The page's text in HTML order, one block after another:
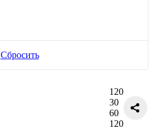
Сбросить
120
30
60
120